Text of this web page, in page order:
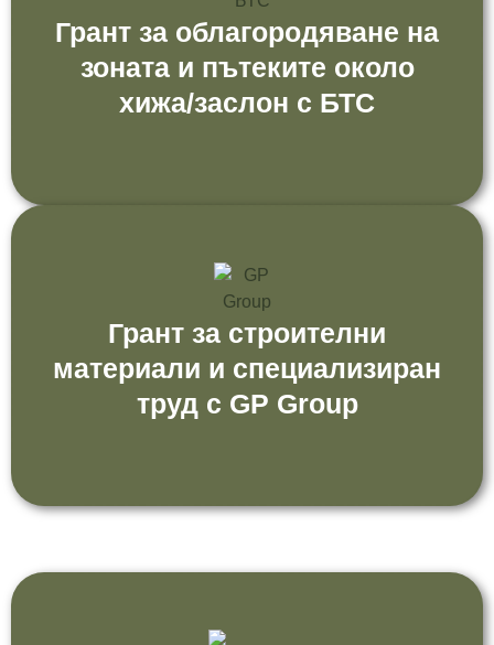
Грант за облагородяване на
зоната и пътеките около
хижа/заслон с БТС
Грант за строителни
материали и специализиран
труд с GP Group